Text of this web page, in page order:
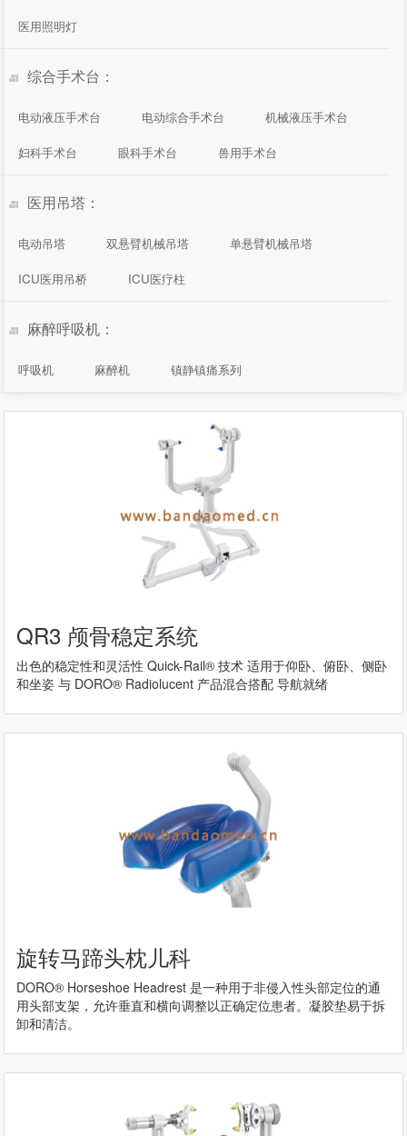
医用照明灯
综合手术台：
电动液压手术台 电动综合手术台 机械液压手术台
妇科手术台 眼科手术台 兽用手术台
医用吊塔：
电动吊塔 双悬臂机械吊塔 单悬臂机械吊塔
ICU医用吊桥 ICU医疗柱
麻醉呼吸机：
呼吸机 麻醉机 镇静镇痛系列
QR3 颅骨稳定系统
出色的稳定性和灵活性 Quick-Rail® 技术 适用于仰卧、俯卧、侧卧
和坐姿 与 DORO® Radiolucent 产品混合搭配 导航就绪
旋转马蹄头枕儿科
DORO® Horseshoe Headrest 是一种用于非侵入性头部定位的通
用头部支架，允许垂直和横向调整以正确定位患者。凝胶垫易于拆
卸和清洁。